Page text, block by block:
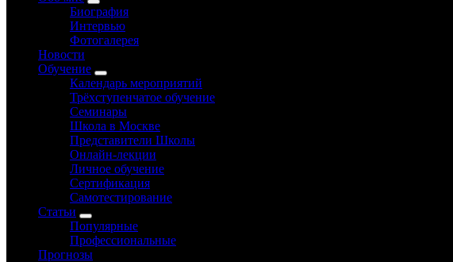
Биография
Интервью
Фотогалерея
Новости
Обучение
Календарь мероприятий
Трёхступенчатое обучение
Семинары
Школа в Москве
Представители Школы
Онлайн-лекции
Личное обучение
Сертификация
Самотестирование
Статьи
Популярные
Профессиональные
Прогнозы